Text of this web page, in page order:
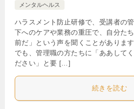
メンタルヘルス
ハラスメント防止研修で、受講者の
下へのケアや業務の重圧で、自分た
前だ」という声を聞くことがありま
でも、管理職の方たちに「ああして
ださい」と要 […]
続きを読む